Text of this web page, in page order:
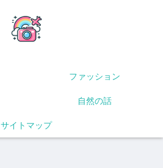
ファッション
自然の話
サイトマップ